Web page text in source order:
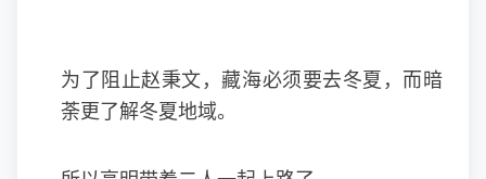
为了阻止赵秉文，藏海必须要去冬夏，而暗
荼更了解冬夏地域。